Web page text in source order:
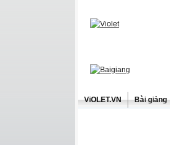
ViOLET.VN Bài giảng